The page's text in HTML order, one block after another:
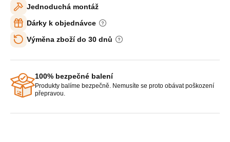
Jednoduchá montáž
Dárky k objednávce
Výměna zboží do 30 dnů
100% bezpečné balení
Produkty balíme bezpečně. Nemusíte se proto obávat poškození
přepravou.